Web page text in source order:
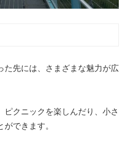
た先には、さまざまな魅力が広
ピクニックを楽しんだり、小さ
できます。